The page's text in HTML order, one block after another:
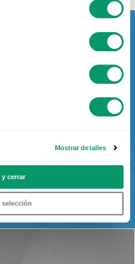
Mostrar detalles
cerrar
selección
demuestra
EXPERIENCIA